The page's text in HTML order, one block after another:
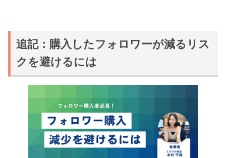
追記：購入したフォロワーが減るリス
クを避けるには